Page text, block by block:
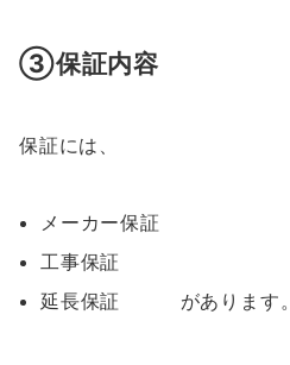
③保証内容
保証には、
メーカー保証
工事保証
延長保証 があります。